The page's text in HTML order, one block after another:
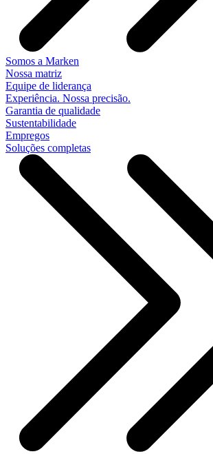
Somos a Marken
Nossa matriz
Equipe de liderança
Experiência. Nossa precisão.
Garantia de qualidade
Sustentabilidade
Empregos
Soluções completas